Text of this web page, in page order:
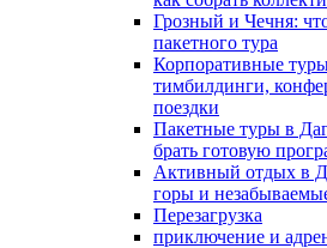
Грозный и Чечня:
пакетного тура
Корпоративные
тимбилдинги,
поездки
Пакетные туры в
брать готовую
Активный отдых в
горы и
Перезагрузка
приключение и